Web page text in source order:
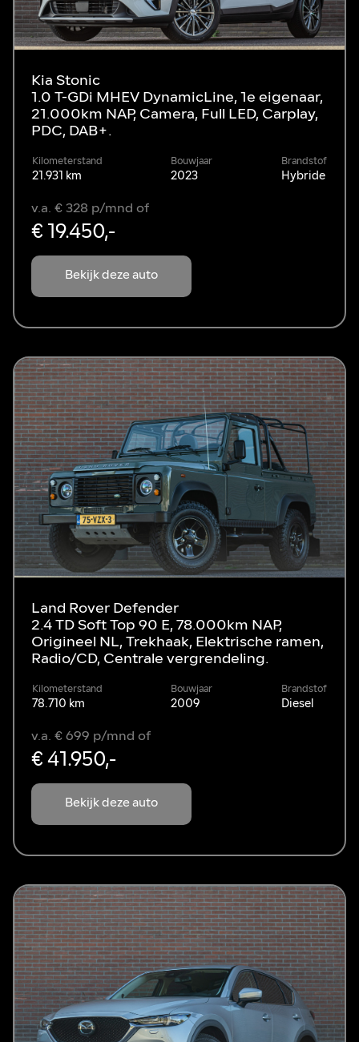
Kia Stonic
1.0 T-GDi MHEV DynamicLine, 1e eigenaar,
21.000km NAP, Camera, Full LED, Carplay,
PDC, DAB+.
Kilometerstand
21.931 km
Bouwjaar
2023
Brandstof
Hybride
Bekijk deze auto
v.a. € 328 p/mnd of
€ 19.450,-
Land Rover Defender
2.4 TD Soft Top 90 E, 78.000km NAP,
Origineel NL, Trekhaak, Elektrische ramen,
Radio/CD, Centrale vergrendeling.
Kilometerstand
78.710 km
Bouwjaar
2009
Brandstof
Diesel
Bekijk deze auto
v.a. € 699 p/mnd of
€ 41.950,-